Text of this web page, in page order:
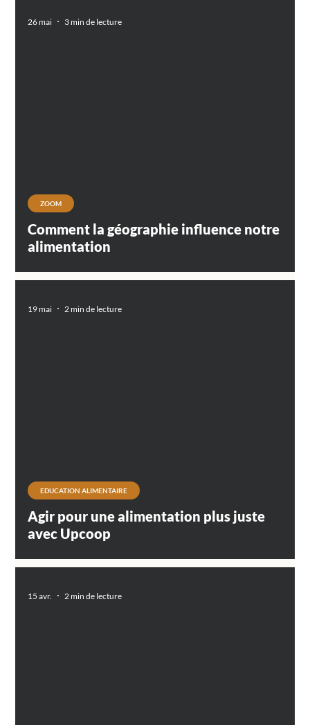
Comment la géographie influence notre
alimentation
ZOOM
26 mai 3 min de lecture
Agir pour une alimentation plus juste
avec Upcoop
EDUCATION ALIMENTAIRE
19 mai 2 min de lecture
15 avr. 2 min de lecture